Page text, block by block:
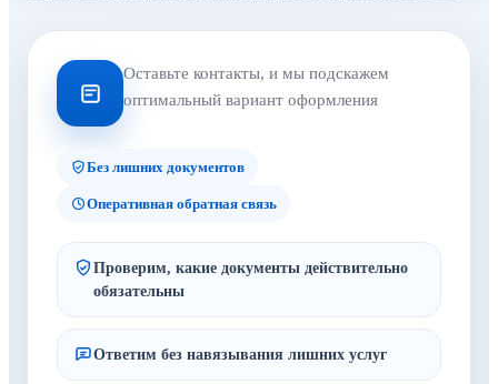
Оставьте контакты, и мы подскажем
оптимальный вариант оформления
Без лишних документов
Оперативная обратная связь
Проверим, какие документы действительно
обязательны
Ответим без навязывания лишних услуг